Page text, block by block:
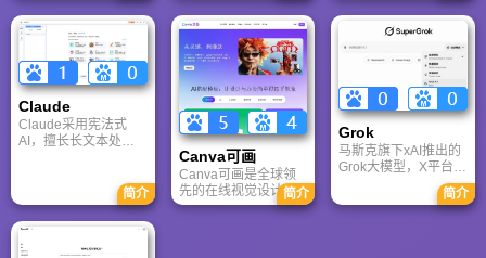
CS、War3、星际争霸
等经典游戏的稳定联
机服务。重温DOTA1
的激情岁月，找回当
年的战友。同时提供
最新CGA电竞赛事资
讯及热门页游入口，
致敬中国电竞的黄金
时代。
手游玩家提供最新、
最全的游戏资讯、攻
略、评测及视频等内
容，是国内较早一批
专注于移动游戏领域
的垂直媒体。
网站，电玩巴士是一
个全面的综合性游戏
门户，专注于为全球
玩家提供主机、PC及
移动端游戏的全方位
资讯。
Claude
Claude采用宪法式
AI，擅长长文本处理
在复杂推理、代码与
快速迭代上占优。两
者定位不同，各有千
简介
Canva可画
Canva可画是全球领
先的在线视觉设计平
台，内置AI“魔力工作
简介
Grok
马斯克旗下xAI推出的
Grok大模型，X平台实
时数据整合与多智能
体协作的核心优势。
针对其中文能力、隐
简介